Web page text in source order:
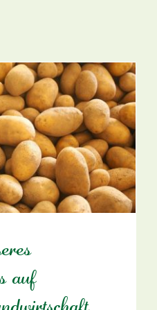
auf